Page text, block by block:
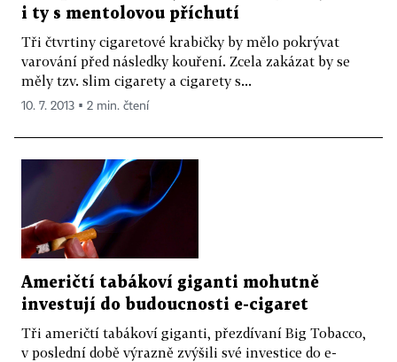
i ty s mentolovou příchutí
Tři čtvrtiny cigaretové krabičky by mělo pokrývat
varování před následky kouření. Zcela zakázat by se
měly tzv. slim cigarety a cigarety s...
10. 7. 2013 ▪ 2 min. čtení
Američtí tabákoví giganti mohutně
investují do budoucnosti e-cigaret
Tři američtí tabákoví giganti, přezdívaní Big Tobacco,
v poslední době výrazně zvýšili své investice do e-